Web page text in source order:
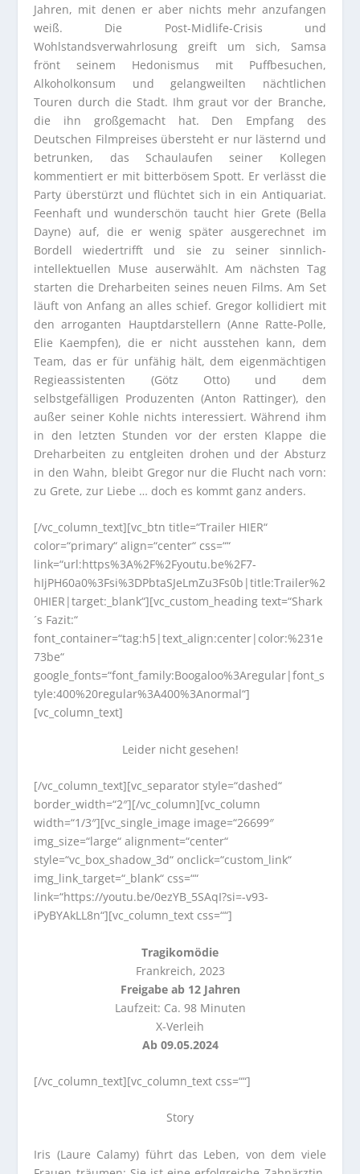
Jahren, mit denen er aber nichts mehr anzufangen
weiß. Die Post-Midlife-Crisis und
Wohlstandsverwahrlosung greift um sich, Samsa
frönt seinem Hedonismus mit Puffbesuchen,
Alkoholkonsum und gelangweilten nächtlichen
Touren durch die Stadt. Ihm graut vor der Branche,
die ihn großgemacht hat. Den Empfang des
Deutschen Filmpreises übersteht er nur lästernd und
betrunken, das Schaulaufen seiner Kollegen
kommentiert er mit bitterbösem Spott. Er verlässt die
Party überstürzt und flüchtet sich in ein Antiquariat.
Feenhaft und wunderschön taucht hier Grete (Bella
Dayne) auf, die er wenig später ausgerechnet im
Bordell wiedertrifft und sie zu seiner sinnlich-
intellektuellen Muse auserwählt. Am nächsten Tag
starten die Dreharbeiten seines neuen Films. Am Set
läuft von Anfang an alles schief. Gregor kollidiert mit
den arroganten Hauptdarstellern (Anne Ratte-Polle,
Elie Kaempfen), die er nicht ausstehen kann, dem
Team, das er für unfähig hält, dem eigenmächtigen
Regieassistenten (Götz Otto) und dem
selbstgefälligen Produzenten (Anton Rattinger), den
außer seiner Kohle nichts interessiert. Während ihm
in den letzten Stunden vor der ersten Klappe die
Dreharbeiten zu entgleiten drohen und der Absturz
in den Wahn, bleibt Gregor nur die Flucht nach vorn:
zu Grete, zur Liebe … doch es kommt ganz anders.
[/vc_column_text][vc_btn title=“Trailer HIER“
color=“primary“ align=“center“ css=““
link=“url:https%3A%2F%2Fyoutu.be%2F7-
hIjPH60a0%3Fsi%3DPbtaSJeLmZu3Fs0b|title:Trailer%2
0HIER|target:_blank“][vc_custom_heading text=“Shark
´s Fazit:“
font_container=“tag:h5|text_align:center|color:%231e
73be“
google_fonts=“font_family:Boogaloo%3Aregular|font_s
tyle:400%20regular%3A400%3Anormal“]
[vc_column_text]
Leider nicht gesehen!
[/vc_column_text][vc_separator style=“dashed“
border_width=“2″][/vc_column][vc_column
width=“1/3″][vc_single_image image=“26699″
img_size=“large“ alignment=“center“
style=“vc_box_shadow_3d“ onclick=“custom_link“
img_link_target=“_blank“ css=““
link=“https://youtu.be/0ezYB_5SAqI?si=-v93-
iPyBYAkLL8n“][vc_column_text css=““]
Tragikomödie
Frankreich, 2023
Freigabe ab 12 Jahren
Laufzeit: Ca. 98 Minuten
X-Verleih
Ab 09.05.2024
[/vc_column_text][vc_column_text css=““]
Story
Iris (Laure Calamy) führt das Leben, von dem viele